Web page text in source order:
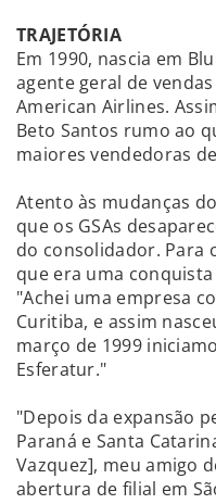
TRAJETÓRIA
Em 1990, nascia em
agente geral de
American Airlines.
Beto Santos rumo ao
maiores vendedoras
Atento às mudanças
que os GSAs
do consolidador. Para
que era uma
"Achei uma empresa
Curitiba, e assim
março de 1999
Esferatur."
"Depois da expansão
Paraná e Santa
Vazquez], meu amigo
abertura de filial em